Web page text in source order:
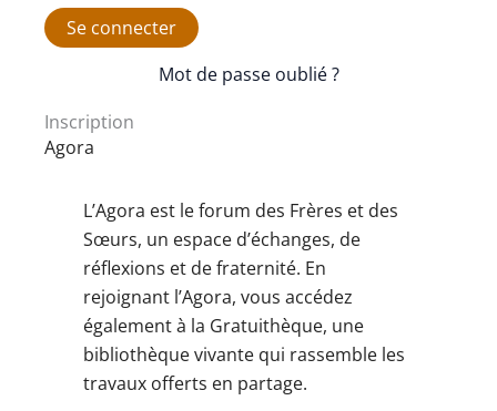
Mot de passe oublié ?
Inscription
Agora
L’Agora est le forum des Frères et des
Sœurs, un espace d’échanges, de
réflexions et de fraternité. En
rejoignant l’Agora, vous accédez
également à la Gratuithèque, une
bibliothèque vivante qui rassemble les
travaux offerts en partage.